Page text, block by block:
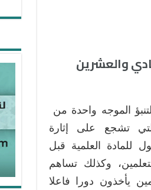
والعشرين
الموجه واحدة من
التي تشجع على إثارة
للمادة العلمية قبل
وكذلك تساهم
يأخذون دورا فاعلا